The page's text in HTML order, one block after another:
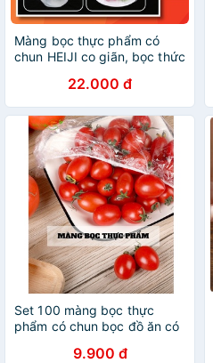
Màng bọc thực phẩm có
chun HEIJI co giãn, bọc thức
phẩm chống ruồi có thể tái
sử dụng tiện lợi
22.000 đ
Set 100 màng bọc thực
phẩm có chun bọc đồ ăn có
9.900 đ